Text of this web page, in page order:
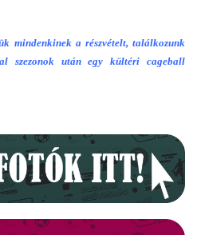
mindenkinek a részvételt, találkozunk
szezonok után egy kültéri cageball